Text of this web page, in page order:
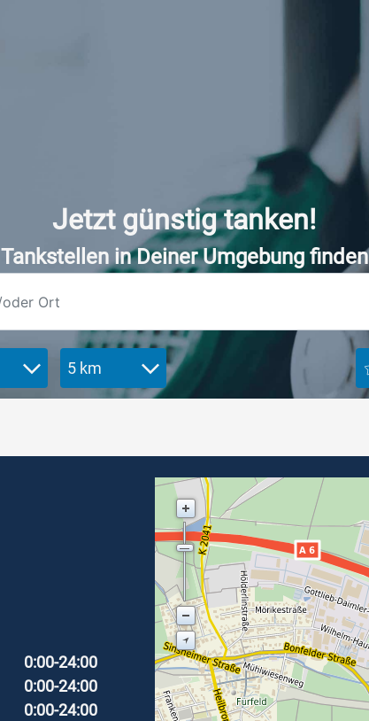
Jetzt günstig tanken!
Tankstellen in Deiner Umgebung finden
5 km
0:00-24:00
0:00-24:00
0:00-24:00